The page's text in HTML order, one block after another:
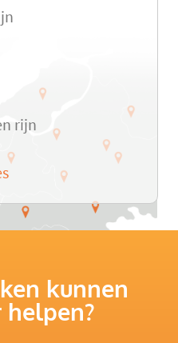
rijn
kunnen